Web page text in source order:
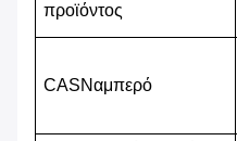
προϊόντος
CASNαμπερό